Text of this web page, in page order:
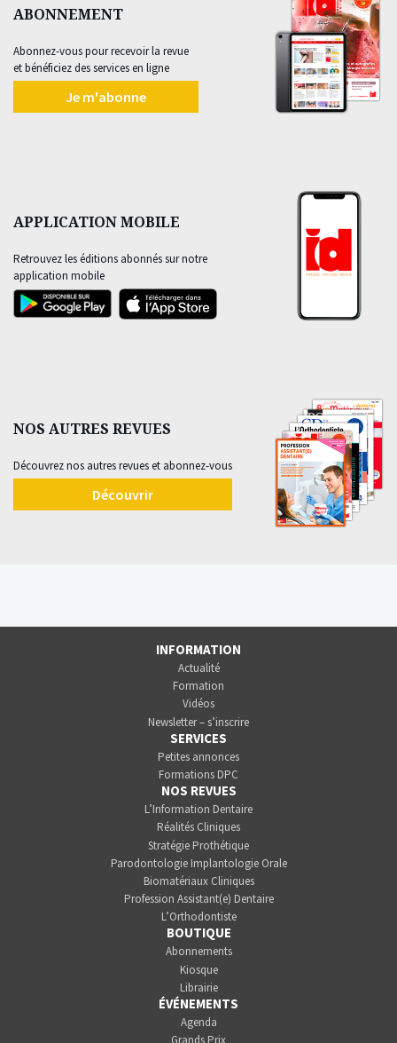
ABONNEMENT
Abonnez-vous pour recevoir la revue
et bénéficiez des services en ligne
Je m'abonne
APPLICATION MOBILE
Retrouvez les éditions abonnés sur notre
application mobile
NOS AUTRES REVUES
Découvrez nos autres revues et abonnez-vous
Découvrir
INFORMATION
Actualité
Formation
Vidéos
Newsletter – s’inscrire
SERVICES
Petites annonces
Formations DPC
NOS REVUES
L’Information Dentaire
Réalités Cliniques
Stratégie Prothétique
Parodontologie Implantologie Orale
Biomatériaux Cliniques
Profession Assistant(e) Dentaire
L’Orthodontiste
BOUTIQUE
Abonnements
Kiosque
Librairie
ÉVÉNEMENTS
Agenda